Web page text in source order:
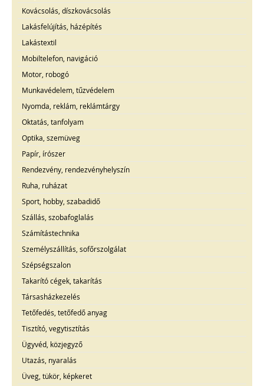
Kovácsolás, díszkovácsolás
Lakásfelújítás, házépítés
Lakástextil
Mobiltelefon, navigáció
Motor, robogó
Munkavédelem, tűzvédelem
Nyomda, reklám, reklámtárgy
Oktatás, tanfolyam
Optika, szemüveg
Papír, írószer
Rendezvény, rendezvényhelyszín
Ruha, ruházat
Sport, hobby, szabadidő
Szállás, szobafoglalás
Számítástechnika
Személyszállítás, sofőrszolgálat
Szépségszalon
Takarító cégek, takarítás
Társasházkezelés
Tetőfedés, tetőfedő anyag
Tisztító, vegytisztítás
Ügyvéd, közjegyző
Utazás, nyaralás
Üveg, tükör, képkeret